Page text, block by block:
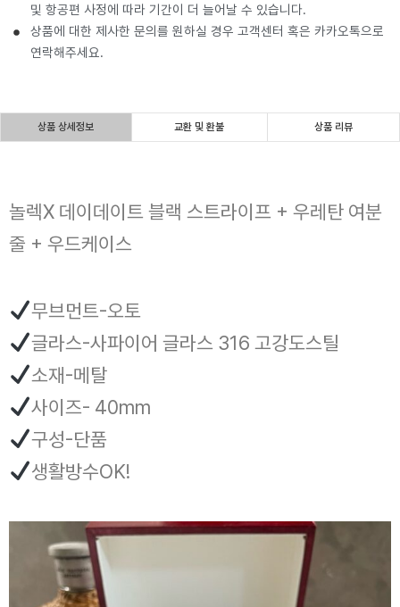
및 항공편 사정에 따라 기간이 더 늘어날 수 있습니다.
상품에 대한 제사한 문의를 원하실 경우 고객센터 혹은 카카오톡으로
연락해주세요.
상품 상세정보 교환 및 환불 상품 리뷰
놀렉X 데이데이트 블랙 스트라이프 + 우레탄 여분
줄 + 우드케이스
무브먼트-오토
글라스-사파이어 글라스 316 고강도스틸
소재-메탈
사이즈- 40mm
구성-단품
생활방수OK!